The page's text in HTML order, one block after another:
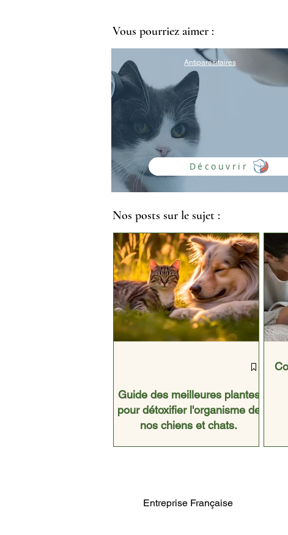
Vous pourriez aimer :
Antiparasitaires
Découvrir
Nos posts sur le sujet :
Guide des meilleures plantes
pour détoxifier l'organisme de
nos chiens et chats.
Entreprise Française